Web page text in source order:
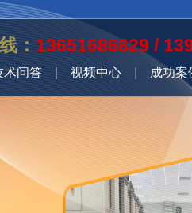
：13651686829 /
术问答|视频中心| 成功案